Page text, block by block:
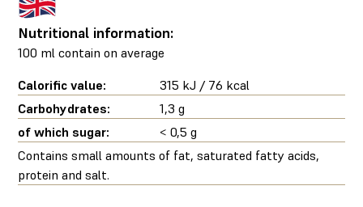
Nutritional information:
100 ml contain on average
Calorific value:
315 kJ / 76 kcal
Carbohydrates:
1,3 g
of which sugar:
< 0,5 g
Contains small amounts of fat, saturated fatty acids,
protein and salt.